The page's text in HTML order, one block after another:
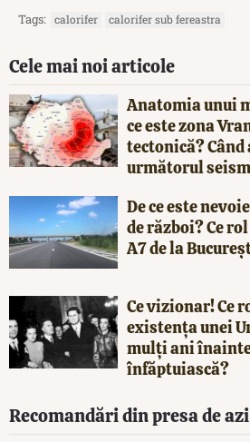
Tags: calorifer calorifer sub fereastra
Cele mai noi articole
Anatomia unui
ce este zona
tectonică?
următorul
De ce este
de război? Ce
A7 de la
Ce vizionar! Ce
existența unei
mulți ani înainte
înfăptuiască?
Recomandări din presa de azi